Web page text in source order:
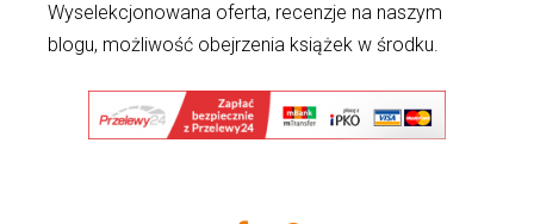
Wyselekcjonowana oferta, recenzje na naszym
blogu, możliwość obejrzenia książek w środku.